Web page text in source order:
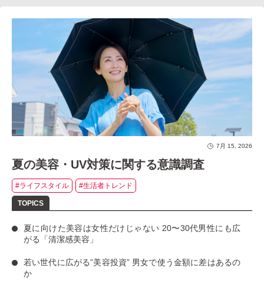
7月 15, 2026
夏の美容・UV対策に関する意識調査
#ライフスタイル #生活者トレンド
夏に向けた美容は女性だけじゃない 20〜30代男性にも広
がる「清潔感美容」
若い世代に広がる”美容投資” 男女で使う金額に差はあるの
か